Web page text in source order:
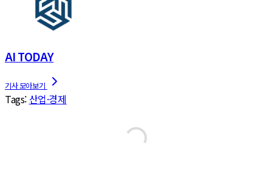
AI TODAY
Tags: 산업·경제